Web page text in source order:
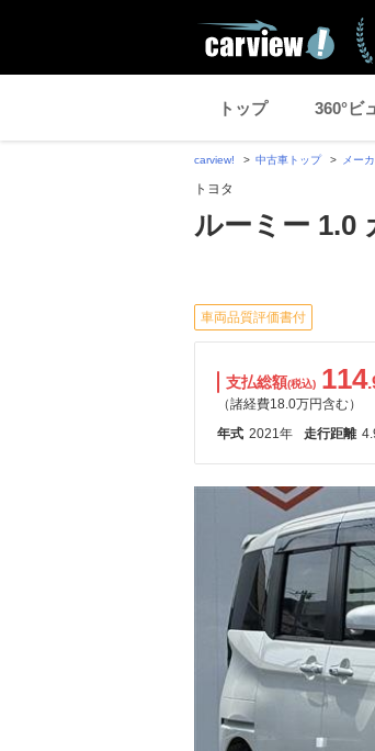
トップ 360°ビ
carview! 中古車トップ メー
トヨタ
ルーミー 1.0
車両品質評価書付
支払総額(税込) 114
（諸経費18.0万円含む）
年式 2021年 走行距離